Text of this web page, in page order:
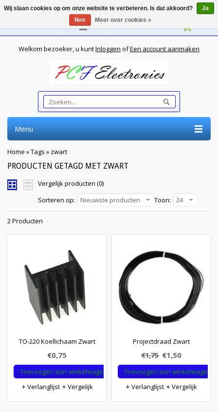
Nederlands
Welkom bezoeker, u kuntInloggen ofEen account aanmaken
Menu
Home »Tags » zwart
PRODUCTEN GETAGD MET ZWART
Vergelijk producten (0)
Sorteren op:
Nieuwste producten Toon: 24
2 Producten
TO-220 Koellichaam Zwart
€0,75
Toevoegen aan winkelwagen
Verlanglijst
Vergelijk
Projectdraad Zwart
€1,75 €1,50
Toevoegen aan winkelwagen
Verlanglijst
Vergelijk
Wij slaan cookies op om onze website te verbeteren. Is dat akkoord?
Ja
Nee
Meer over cookies »